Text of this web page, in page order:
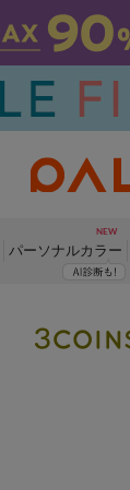
パーソナルカラー